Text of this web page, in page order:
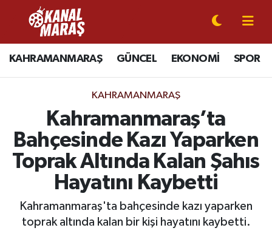
KAHRAMANMARAŞ GÜNCEL EKONOMİ SPOR
KAHRAMANMARAŞ
Kahramanmaraş’ta
Bahçesinde Kazı Yaparken
Toprak Altında Kalan Şahıs
Hayatını Kaybetti
Kahramanmaraş'ta bahçesinde kazı yaparken
toprak altında kalan bir kişi hayatını kaybetti.
CANLI YAYIN
KAHRAMANMARAŞ
SPOR
SİYASET
EKONOMİ
GÜNDEM
Kahramanmaraş Nöbetçi Eczaneler
Kahramanmaraş Hava Durumu
Kahramanmaraş Trafik Yoğunluk Haritası
Süper Lig Puan Durumu ve Fikstür
Tüm Manşetler
Son Dakika Haberleri